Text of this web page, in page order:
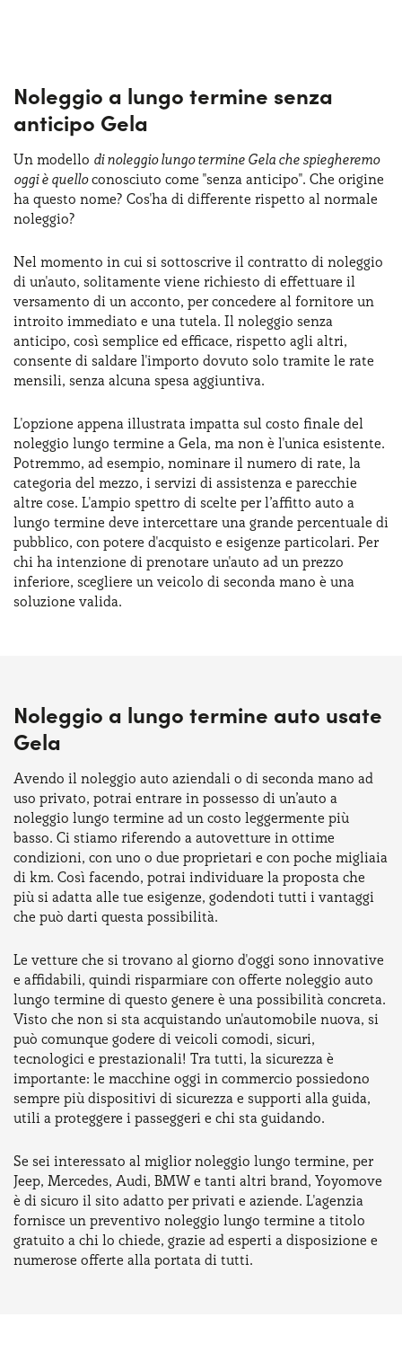
Noleggio a lungo termine senza
anticipo Gela
Un modello di noleggio lungo termine Gela che spiegheremo
oggi è quelloconosciuto come "senza anticipo". Che origine
ha questo nome? Cos'ha di differente rispetto al normale
noleggio?
Nel momento in cui si sottoscrive il contratto di noleggio
di un'auto, solitamente viene richiesto di effettuare il
versamento di un acconto, per concedere al fornitore un
introito immediato e una tutela. Il noleggio senza
anticipo, così semplice ed efficace, rispetto agli altri,
consente di saldare l'importo dovuto solo tramite le rate
mensili, senza alcuna spesa aggiuntiva.
L'opzione appena illustrata impatta sul costo finale del
noleggio lungo termine a Gela, ma non è l'unica esistente.
Potremmo, ad esempio, nominare il numero di rate, la
categoria del mezzo, i servizi di assistenza e parecchie
altre cose. L'ampio spettro di scelte per l’affitto auto a
lungo termine deve intercettare una grande percentuale di
pubblico, con potere d'acquisto e esigenze particolari. Per
chi ha intenzione di prenotare un'auto ad un prezzo
inferiore, scegliere un veicolo di seconda mano è una
soluzione valida.
Noleggio a lungo termine auto usate
Gela
Avendo il noleggio auto aziendali o di seconda mano ad
uso privato, potrai entrare in possesso di un’auto a
noleggio lungo termine ad un costo leggermente più
basso. Ci stiamo riferendo a autovetture in ottime
condizioni, con uno o due proprietari e con poche migliaia
di km. Così facendo, potrai individuare la proposta che
più si adatta alle tue esigenze, godendoti tutti i vantaggi
che può darti questa possibilità.
Le vetture che si trovano al giorno d'oggi sono innovative
e affidabili, quindi risparmiare con offerte noleggio auto
lungo termine di questo genere è una possibilità concreta.
Visto che non si sta acquistando un'automobile nuova, si
può comunque godere di veicoli comodi, sicuri,
tecnologici e prestazionali! Tra tutti, la sicurezza è
importante: le macchine oggi in commercio possiedono
sempre più dispositivi di sicurezza e supporti alla guida,
utili a proteggere i passeggeri e chi sta guidando.
Se sei interessato al miglior noleggio lungo termine, per
Jeep, Mercedes, Audi, BMW e tanti altri brand, Yoyomove
è di sicuro il sito adatto per privati e aziende. L'agenzia
fornisce un preventivo noleggio lungo termine a titolo
gratuito a chi lo chiede, grazie ad esperti a disposizione e
numerose offerte alla portata di tutti.